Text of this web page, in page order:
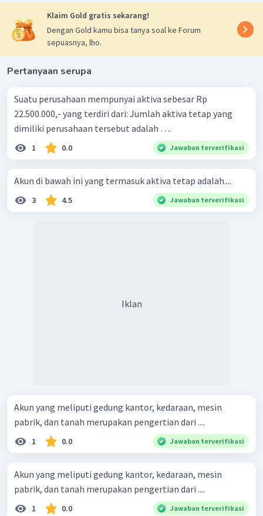
Klaim Gold gratis sekarang!
Dengan Gold kamu bisa tanya soal ke Forum
sepuasnya, lho.
Pertanyaan serupa
Suatu perusahaan mempunyai aktiva sebesar Rp
22.500.000,- yang terdiri dari: Jumlah aktiva tetap yang
dimiliki perusahaan tersebut adalah ….
1 0.0 Jawaban terverifikasi
Akun di bawah ini yang termasuk aktiva tetap adalah....
3 4.5 Jawaban terverifikasi
Iklan
Akun yang meliputi gedung kantor, kedaraan, mesin
pabrik, dan tanah merupakan pengertian dari ....
1 0.0 Jawaban terverifikasi
Akun yang meliputi gedung kantor, kedaraan, mesin
pabrik, dan tanah merupakan pengertian dari ....
1 0.0 Jawaban terverifikasi